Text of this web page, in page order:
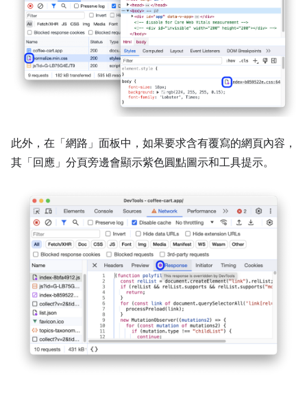
此外，在「網路」 面板中，如果要求含有覆寫的網頁內容，
其「回應」 分頁旁邊會顯示紫色圓點圖示和工具提示。